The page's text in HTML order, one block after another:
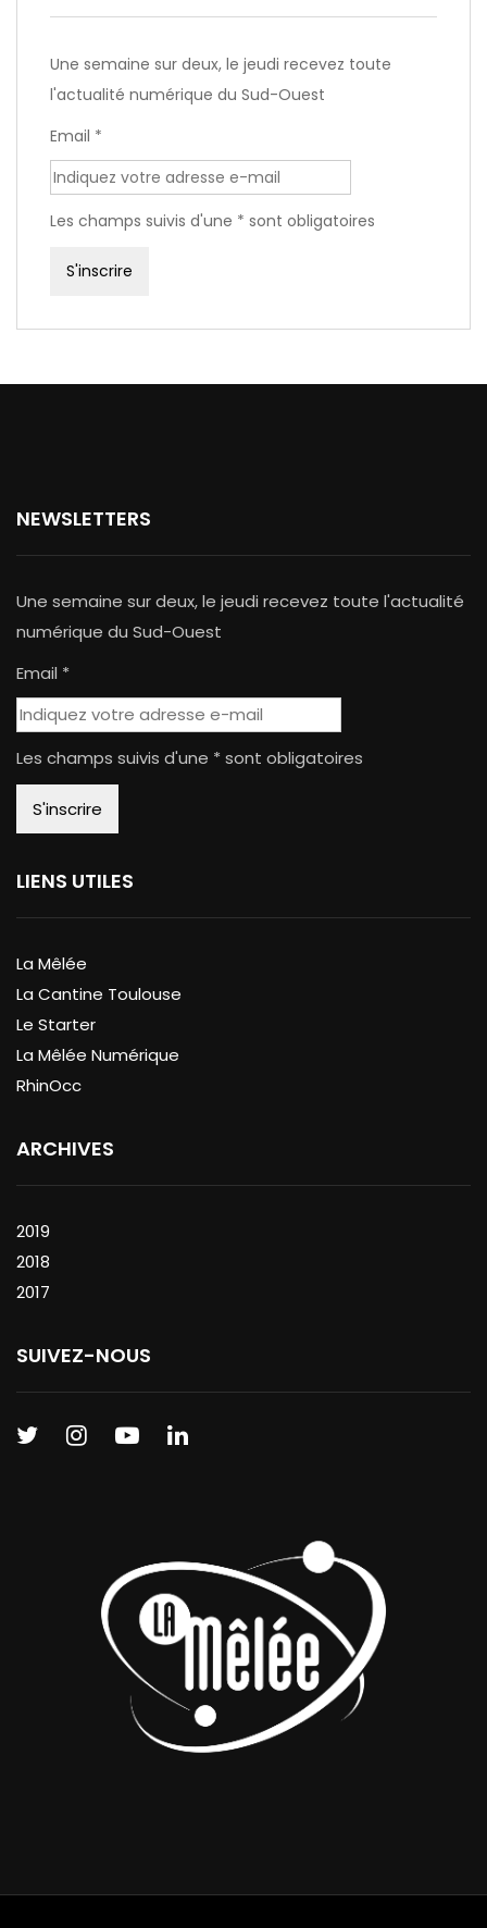
Une semaine sur deux, le jeudi recevez toute
l'actualité numérique du Sud-Ouest
Email *
Les champs suivis d'une * sont obligatoires
NEWSLETTERS
Une semaine sur deux, le jeudi recevez toute l'actualité
numérique du Sud-Ouest
Email *
Les champs suivis d'une * sont obligatoires
LIENS UTILES
La Mêlée
La Cantine Toulouse
Le Starter
La Mêlée Numérique
RhinOcc
ARCHIVES
2019
2018
2017
SUIVEZ-NOUS